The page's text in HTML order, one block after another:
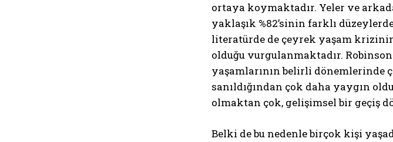
ortaya koymaktadır. Yeler ve
yaklaşık %82’sinin farklı
literatürde de çeyrek yaşam
olduğu vurgulanmaktadır.
yaşamlarının belirli dönemlerinde
sanıldığından çok daha yaygın
olmaktan çok, gelişimsel bir geçiş
Belki de bu nedenle birçok kişi